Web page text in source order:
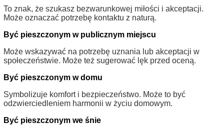
To znak, że szukasz bezwarunkowej miłości i akceptacji.
Może oznaczać potrzebę kontaktu z naturą.
Być pieszczonym w publicznym miejscu
Może wskazywać na potrzebę uznania lub akceptacji w
społeczeństwie. Może też sugerować lęk przed oceną.
Być pieszczonym w domu
Symbolizuje komfort i bezpieczeństwo. Może to być
odzwierciedleniem harmonii w życiu domowym.
Być pieszczonym we śnie